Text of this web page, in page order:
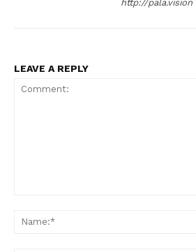
http://pala.vision
LEAVE A REPLY